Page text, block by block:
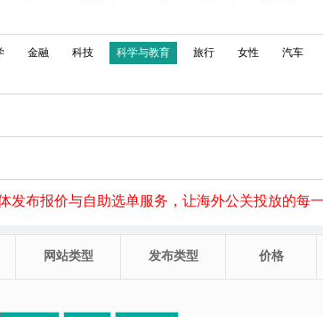
金融 科技 科学与教育 旅行 女性 汽车
布报价与自助选单服务，让海外公关投放的每
网站类型 发布类型 价格